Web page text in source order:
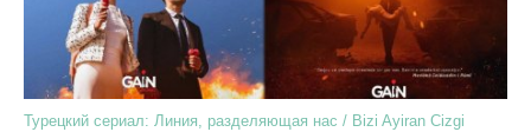
Турецкий сериал: Линия, разделяющая нас / Bizi Ayiran Cizgi